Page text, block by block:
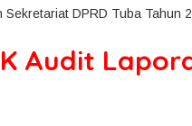
DPRD Tuba Tahun
Audit